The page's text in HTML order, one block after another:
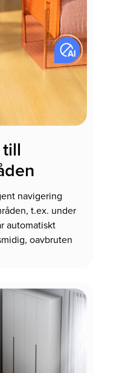
navigering
t.ex. under
automatiskt
oavbruten